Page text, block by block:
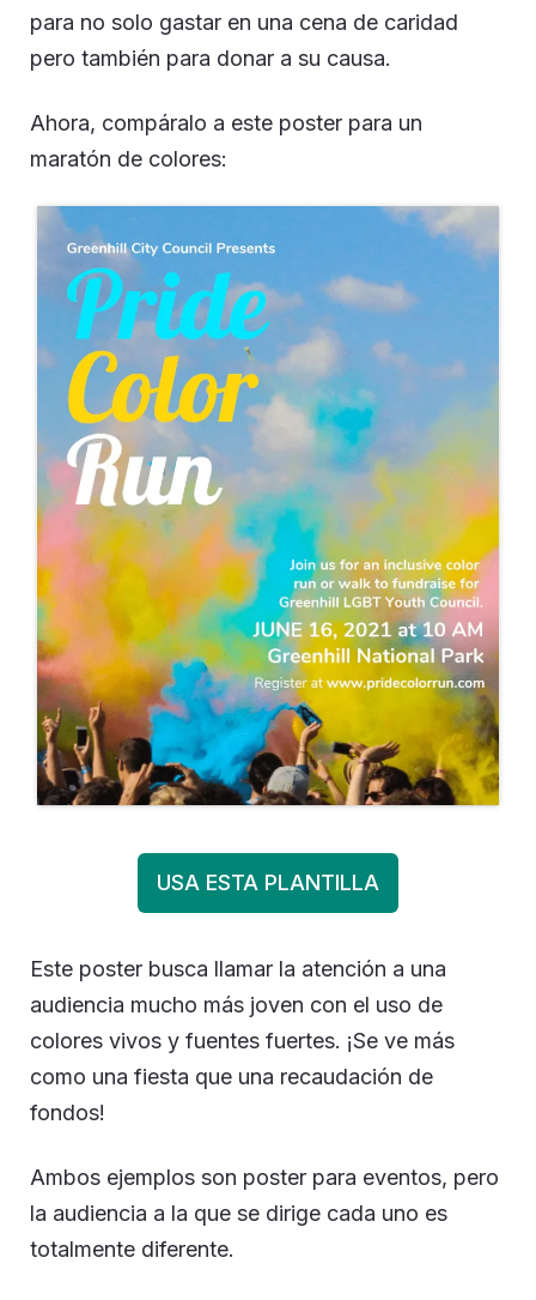
para no solo gastar en una cena de caridad
pero también para donar a su causa.
Ahora, compáralo a este poster para un
maratón de colores:
USA ESTA PLANTILLA
Este poster busca llamar la atención a una
audiencia mucho más joven con el uso de
colores vivos y fuentes fuertes. ¡Se ve más
como una fiesta que una recaudación de
fondos!
Ambos ejemplos son poster para eventos, pero
la audiencia a la que se dirige cada uno es
totalmente diferente.